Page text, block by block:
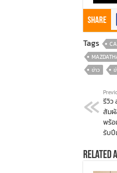
Share
Tags
ข่าว
รีวิว
สัมผั
พร้อ
รับปี
Related